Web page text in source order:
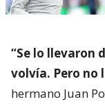
“Se lo llevaron
volvía. Pero no
hermano Juan